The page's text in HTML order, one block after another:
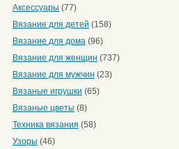
Аксессуары (77)
Вязание для детей (158)
Вязание для дома(96)
Вязание для женщин (737)
Вязание для мужчин (23)
Вязаные игрушки (65)
Вязаные цветы (8)
Техника вязания (58)
Узоры (46)